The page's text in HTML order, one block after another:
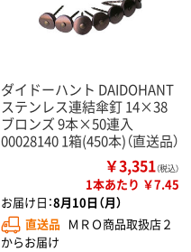
ダイドーハント DAIDOHANT
ステンレス連結傘釘 14×38
ブロンズ 9本×50連入
00028140 1箱(450本)（直送品）
￥3,351（税込）
1本あたり ￥7.45
お届け日：8月10日（月）
直送品 ＭＲＯ商品取扱店２
からお届け